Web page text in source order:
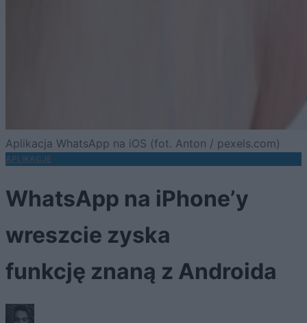
Aplikacja WhatsApp na iOS (fot. Anton / pexels.com)
APLIKACJE
WhatsApp na iPhone’y
wreszcie zyska
funkcję znaną z Androida